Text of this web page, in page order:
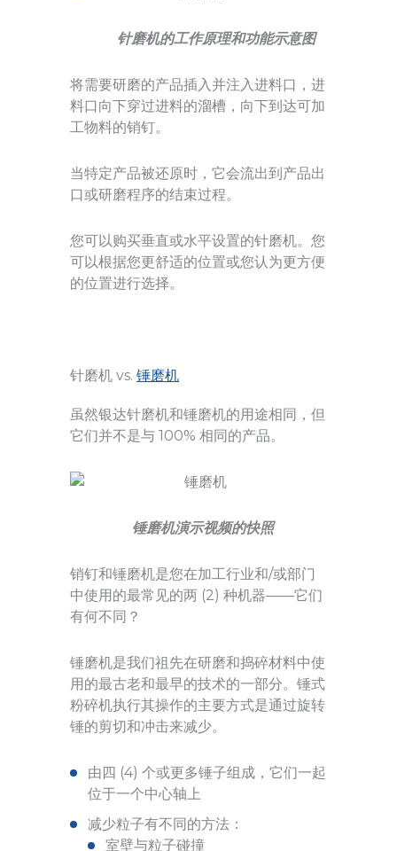
针磨机的工作原理和功能示意图
将需要研磨的产品插入并注入进料口，进
料口向下穿过进料的溜槽，向下到达可加
工物料的销钉。
当特定产品被还原时，它会流出到产品出
口或研磨程序的结束过程。
您可以购买垂直或水平设置的针磨机。您
可以根据您更舒适的位置或您认为更方便
的位置进行选择。
针磨机 vs. 锤磨机
虽然银达针磨机和锤磨机的用途相同，但
它们并不是与 100% 相同的产品。
锤磨机演示视频的快照
销钉和锤磨机是您在加工行业和/或部门
中使用的最常见的两 (2) 种机器——它们
有何不同？
锤磨机是我们祖先在研磨和捣碎材料中使
用的最古老和最早的技术的一部分。锤式
粉碎机执行其操作的主要方式是通过旋转
锤的剪切和冲击来减少。
由四 (4) 个或更多锤子组成，它们一起
位于一个中心轴上
减少粒子有不同的方法：
室壁与粒子碰撞